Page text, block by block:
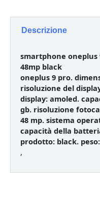
Descrizione
smartphone oneplus
48mp black
oneplus 9 pro.
risoluzione del
display: amoled.
gb. risoluzione
48 mp. sistema
capacità della
prodotto: black.
,